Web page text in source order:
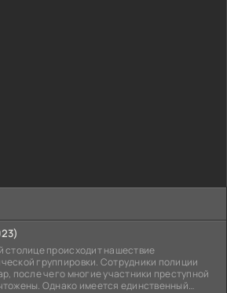
столице происходит нашествие
группировки. Сотрудники полиции
после чего многие участники преступной
Однако имеется единственный